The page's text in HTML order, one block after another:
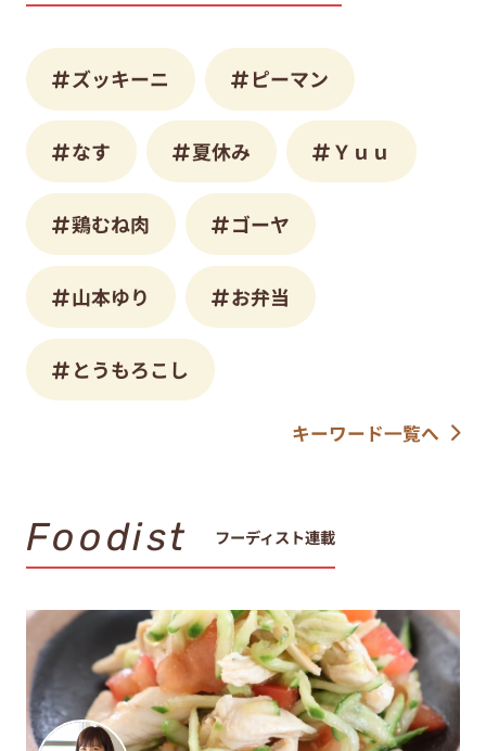
ズッキーニ ピーマン
なす 夏休み Ｙｕｕ
鶏むね肉 ゴーヤ
山本ゆり お弁当
とうもろこし
キーワード一覧へ
Foodist フーディスト連載